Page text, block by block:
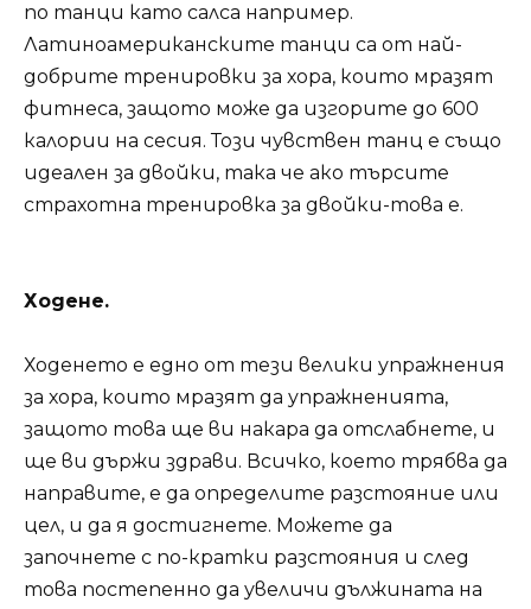
по танци като салса например.
Латиноамериканските танци са от най-
добрите тренировки за хора, които мразят
фитнеса, защото може да изгорите до 600
калории на сесия. Този чувствен танц е също
идеален за двойки, така че ако търсите
страхотна тренировка за двойки-това е.
Ходене.
Ходенето е едно от тези велики упражнения
за хора, които мразят да упражненията,
защото това ще ви накара да отслабнете, и
ще ви държи здрави. Всичко, което трябва да
направите, е да определите разстояние или
цел, и да я достигнете. Можете да
започнете с по-кратки разстояния и след
това постепенно да увеличи дължината на